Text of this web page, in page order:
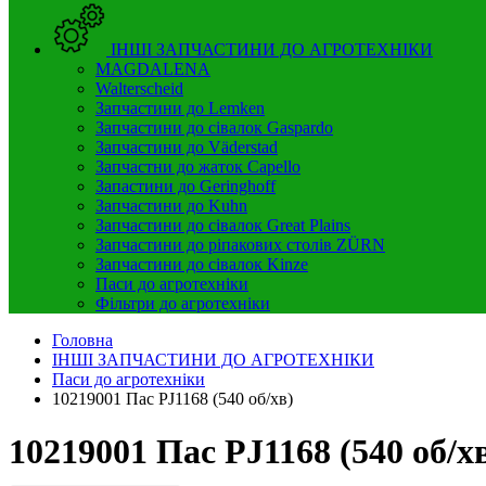
ІНШІ ЗАПЧАСТИНИ ДО АГРОТЕХНІКИ
MAGDALENA
Walterscheid
Запчастини до Lemken
Запчастини до сівалок Gaspardo
Запчастини до Väderstad
Запчастни до жаток Capello
Запастини до Geringhoff
Запчастини до Kuhn
Запчастини до сівалок Great Plains
Запчастини до ріпакових столів ZÜRN
Запчастини до сівалок Kinze
Паси до агротехніки
Фільтри до агротехніки
Головна
ІНШІ ЗАПЧАСТИНИ ДО АГРОТЕХНІКИ
Паси до агротехніки
10219001 Пас PJ1168 (540 об/хв)
10219001 Пас PJ1168 (540 об/